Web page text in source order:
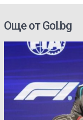
Още от Gol.bg